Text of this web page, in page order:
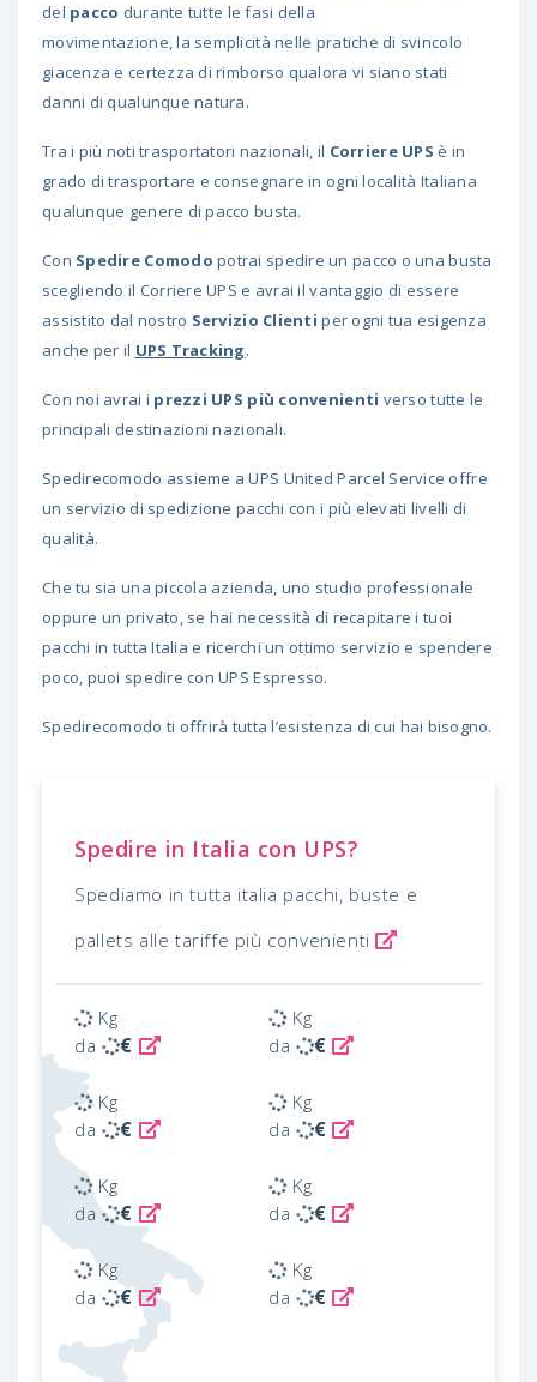
del pacco durante tutte le fasi della
movimentazione, la semplicità nelle pratiche di svincolo
giacenza e certezza di rimborso qualora vi siano stati
danni di qualunque natura.
Tra i più noti trasportatori nazionali, il Corriere UPS è in
grado di trasportare e consegnare in ogni località Italiana
qualunque genere di pacco busta.
Con Spedire Comodo potrai spedire un pacco o una busta
scegliendo il Corriere UPS e avrai il vantaggio di essere
assistito dal nostro Servizio Clienti per ogni tua esigenza
anche per il UPS Tracking.
Con noi avrai i prezzi UPS più convenienti verso tutte le
principali destinazioni nazionali.
Spedirecomodo assieme a UPS United Parcel Service offre
un servizio di spedizione pacchi con i più elevati livelli di
qualità.
Che tu sia una piccola azienda, uno studio professionale
oppure un privato, se hai necessità di recapitare i tuoi
pacchi in tutta Italia e ricerchi un ottimo servizio e spendere
poco, puoi spedire con UPS Espresso.
Spedirecomodo ti offrirà tutta l’esistenza di cui hai bisogno.
Spedire in Italia con UPS?
Spediamo in tutta italia pacchi, buste e
pallets alle tariffe più convenienti
Kg
da
€
Kg
da
€
Kg
da
€
Kg
da
€
Kg
da
€
Kg
da
€
Kg
da
€
Kg
da
€